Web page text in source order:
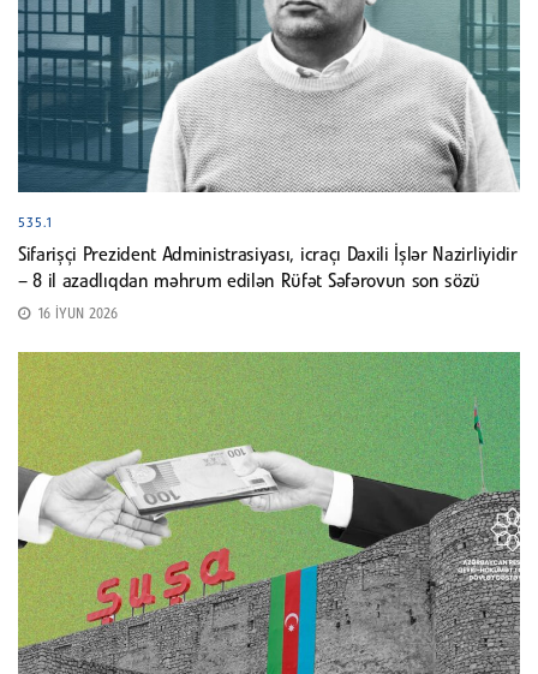
535.1
Sifarişçi Prezident Administrasiyası, icraçı Daxili İşlər Nazirliyidir
– 8 il azadlıqdan məhrum edilən Rüfət Səfərovun son sözü
16 İYUN 2026